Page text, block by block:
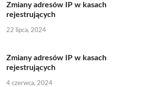
Zmiany adresów IP w kasach
rejestrujących
22 lipca, 2024
Zmiany adresów IP w kasach
rejestrujących
4 czerwca, 2024